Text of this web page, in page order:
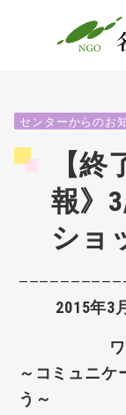
センターからのお
【
報》
ショ
2015年3月
ワーク
～コミュニケ
う～